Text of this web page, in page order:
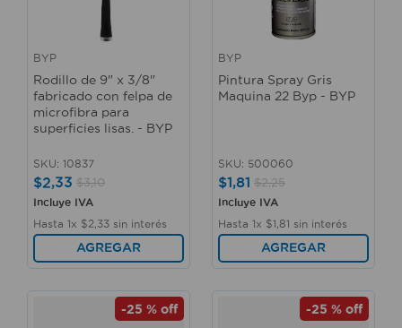
BYP
Rodillo de 9" x 3/8"
fabricado con felpa de
microfibra para
superficies lisas. - BYP
SKU: 10837
$2,33 $3,10
Incluye IVA
Hasta 1x $2 33 sin interés
AGREGAR
BYP
Pintura Spray Gris
Maquina 22 Byp - BYP
SKU: 500060
$1,81 $2,25
Incluye IVA
Hasta 1x $1 81 sin interés
AGREGAR
-25 % off -25 % off